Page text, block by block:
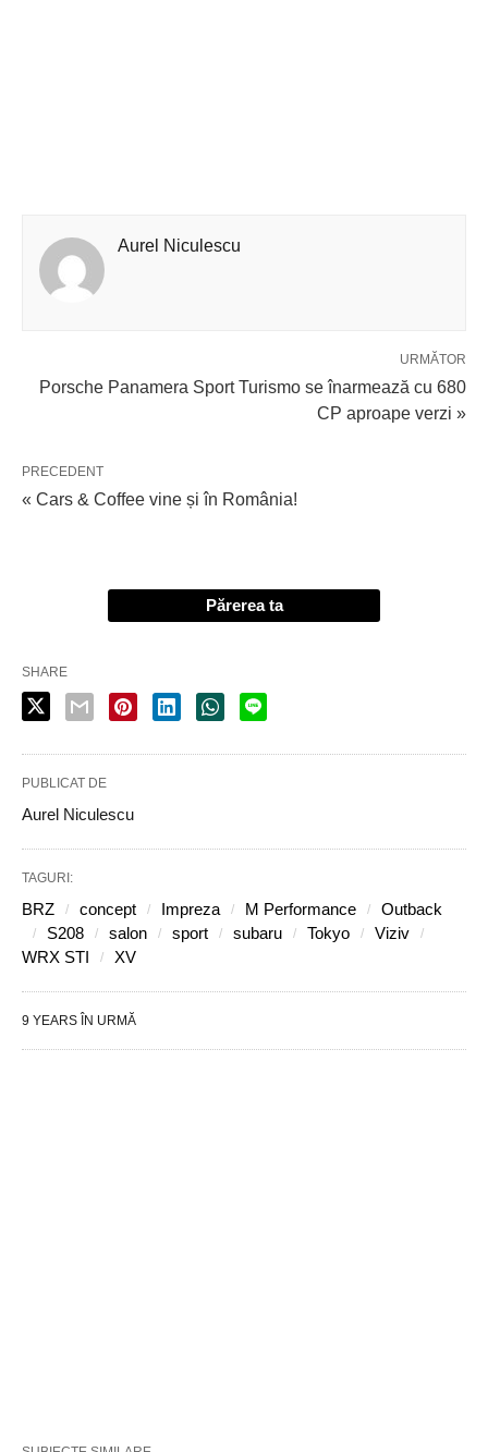
Aurel Niculescu
URMĂTOR
Porsche Panamera Sport Turismo se înarmează cu 680
CP aproape verzi »
PRECEDENT
« Cars & Coffee vine și în România!
Părerea ta
SHARE
PUBLICAT DE
Aurel Niculescu
TAGURI:
BRZ concept Impreza M Performance
Outback
S208
salon sport subaru Tokyo
Viziv
WRX STI
XV
9 YEARS ÎN URMĂ